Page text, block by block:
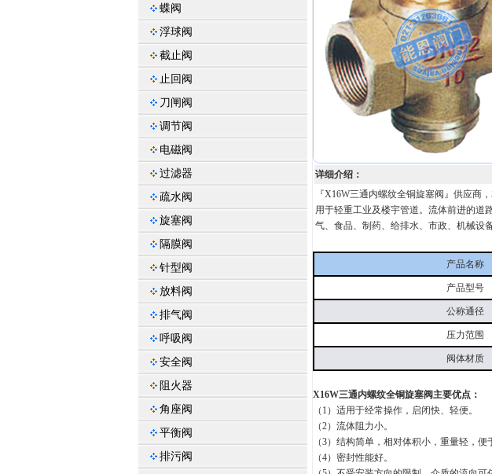
蝶阀
浮球阀
截止阀
止回阀
刀闸阀
调节阀
电磁阀
过滤器
疏水阀
旋塞阀
隔膜阀
针型阀
放料阀
排气阀
呼吸阀
安全阀
阻火器
角座阀
平衡阀
排污阀
详细介绍：
『X16W三通内螺纹全铜旋塞阀』供应商
用于轻重工业及楼宇管道。流体前进的道
气、食品、制药、给排水、市政、机械设
产品名称
产品型号
公称通径
压力范围
阀体材质
X16W三通内螺纹全铜旋塞阀主要优点：
（1）适用于经常操作，启闭快、轻便。
（2）流体阻力小。
（3）结构简单，相对体积小，重量轻，便
（4）密封性能好。